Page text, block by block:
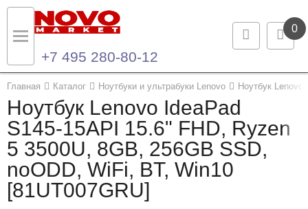
0
+7 495 280-80-12
Главная Каталог Ноутбуки и ультрабуки Lenovo Ноутбук
Ноутбук Lenovo IdeaPad
S145-15API 15.6" FHD, Ryzen
5 3500U, 8GB, 256GB SSD,
noODD, WiFi, BT, Win10
[81UT007GRU]
Назад
Каталог продукции
Ноутбуки и ультрабуки
Компьютеры
Назад
Контакты
Контактная информация